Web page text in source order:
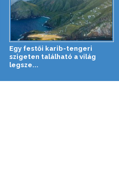
Egy festői karib-tengeri
szigeten található a világ
legsze...